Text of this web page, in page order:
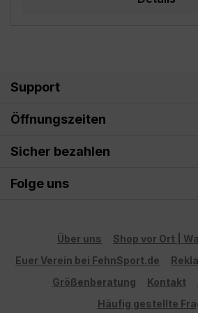
Support
Öffnungszeiten
Sicher bezahlen
Folge uns
Über uns
Shop vor Ort |
Euer Verein bei FehnSport.de
Größenberatung
Kontakt
Häufig gestellte